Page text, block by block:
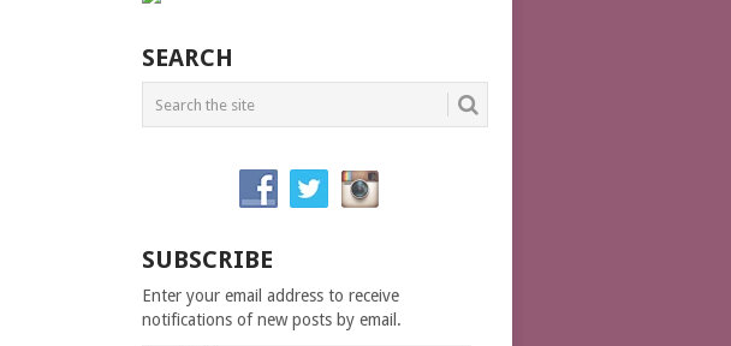
SEARCH
SUBSCRIBE
Enter your email address to receive
notifications of new posts by email.